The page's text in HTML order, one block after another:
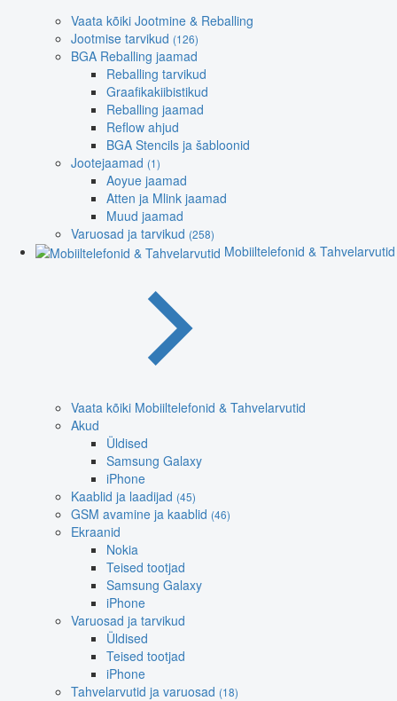
Vaata kõiki Jootmine & Reballing
Jootmise tarvikud (126)
BGA Reballing jaamad
Reballing tarvikud
Graafikakiibistikud
Reballing jaamad
Reflow ahjud
BGA Stencils ja šabloonid
Jootejaamad (1)
Aoyue jaamad
Atten ja Mlink jaamad
Muud jaamad
Varuosad ja tarvikud (258)
Mobiiltelefonid & Tahvelarvutid
Vaata kõiki Mobiiltelefonid & Tahvelarvutid
Akud
Üldised
Samsung Galaxy
iPhone
Kaablid ja laadijad (45)
GSM avamine ja kaablid (46)
Ekraanid
Nokia
Teised tootjad
Samsung Galaxy
iPhone
Varuosad ja tarvikud
Üldised
Teised tootjad
iPhone
Tahvelarvutid ja varuosad (18)